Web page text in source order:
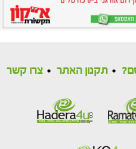
תקנון האתר צרו קשר